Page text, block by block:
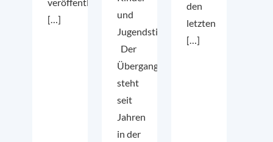
[…]
und
Jugendstiftung
Der
Übergangssektor
steht
seit
Jahren
in der
den
letzten
[…]